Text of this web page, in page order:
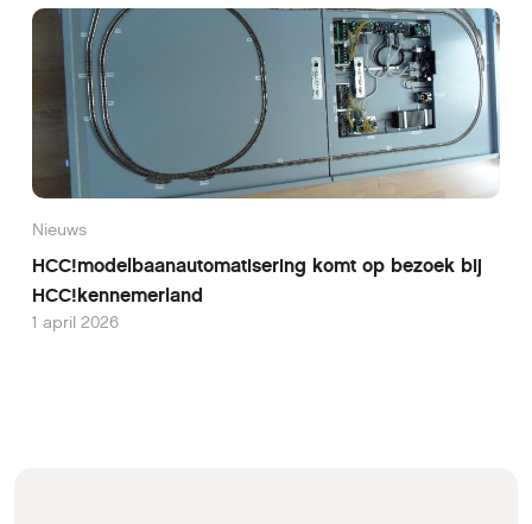
Nieuws
HCC!modelbaanautomatisering komt op bezoek bij
HCC!kennemerland
1 april 2026